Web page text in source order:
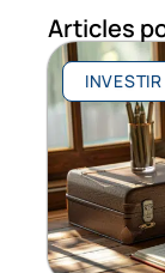
Articles
INVESTIR